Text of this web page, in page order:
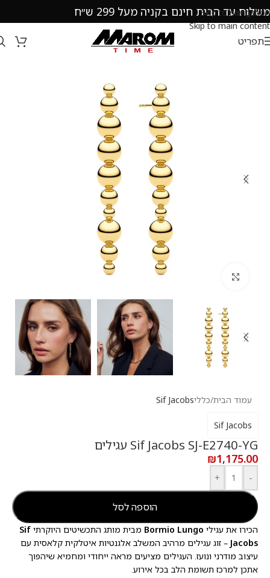
Skip to navigation
Skip to main content
משלוח עד הבית חינם בקניה מעל 299 ש״ח
תפריט
עמוד הבית/כלליSif Jacobs
Sif Jacobs SJ-E2740-YG עגילים
Sif Jacobs
₪1,175.00
-
+
הוספה לסל
הכירו את עגילי Bormio Lungo מבית מותג התכשיטים היוקרתי Sif
Jacobs – זוג עגילים מרהיב המשלב אלגנטיות איטלקית קלאסית עם
עיצוב מודרני ונועז. העגילים מציעים מראה ייחודי ומחמיא שיהפוך
אתכן למרכז תשומת הלב בכל אירוע.